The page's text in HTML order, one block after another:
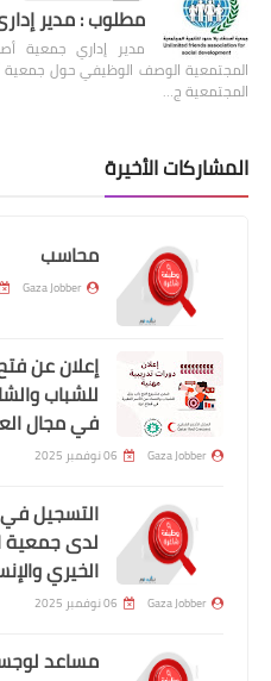
مطلوب : مدير
مدير إداري جمعية
المجتمعية الوصف الوظيفي حول جمعية
المجتمعية ج…
المشاركات الأخيرة
محاسب
Gaza Jobber
إعلان عن
للشباب
في مجال
Gaza Jobber 06 نوفمبر 2025
التسجيل
لدى جمعية
الخيري
Gaza Jobber 06 نوفمبر 2025
مساعد